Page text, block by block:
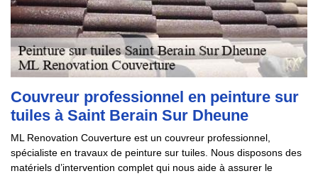
Couvreur professionnel en peinture sur
tuiles à Saint Berain Sur Dheune
ML Renovation Couverture est un couvreur professionnel,
spécialiste en travaux de peinture sur tuiles. Nous disposons des
matériels d’intervention complet qui nous aide à assurer le